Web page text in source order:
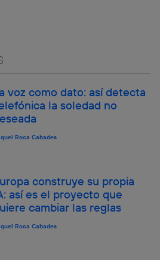
voz como dato: así detecta
la soledad no
Roca Cabades
construye su propia
así es el proyecto que
cambiar las reglas
Roca Cabades